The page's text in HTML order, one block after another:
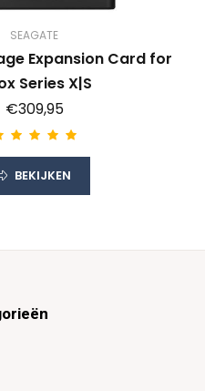
SEAGATE
Expansion Card for
Series X|S
€309,95
BEKIJKEN